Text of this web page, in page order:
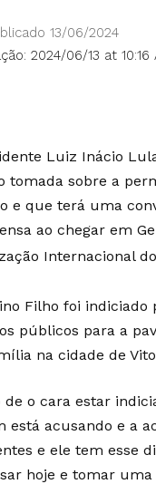
2024/06/13 at 10:16
13/06/2024
Luiz Inácio
tomada sobre a
e que terá uma
ao chegar em
Internacional
Filho foi indiciado
públicos para a
na cidade de
de o cara estar
está acusando e a
e ele tem esse
hoje e tomar uma